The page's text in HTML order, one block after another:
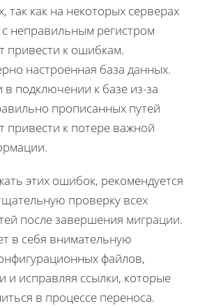
так как на некоторых серверах
с неправильным регистром
привести к ошибкам.
настроенная база данных.
в подключении к базе из-за
прописанных путей
привести к потере важной
этих ошибок, рекомендуется
проверку всех
после завершения миграции.
в себя внимательную
файлов,
и исправляя ссылки, которые
в процессе переноса.